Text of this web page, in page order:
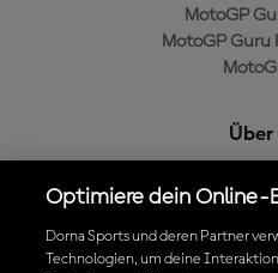
MotoGP
MotoGP Guru
Über
Cookie-
Optimiere dein Online-
Dorna Sports und deren Partner
Technologien, um deine